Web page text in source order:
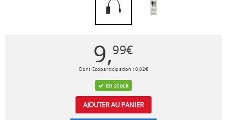
9,99€
Dont Ecoparticipation :0,02€
En stock
AJOUTER AU PANIER